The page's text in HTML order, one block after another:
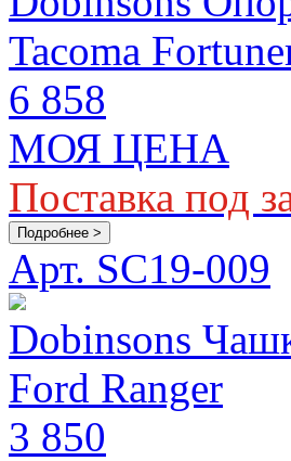
Tacoma
6 858
МОЯ ЦЕНА
Поставка под
Подробнее >
Арт. SC19-009
Dobinsons
Ford Ranger
3 850